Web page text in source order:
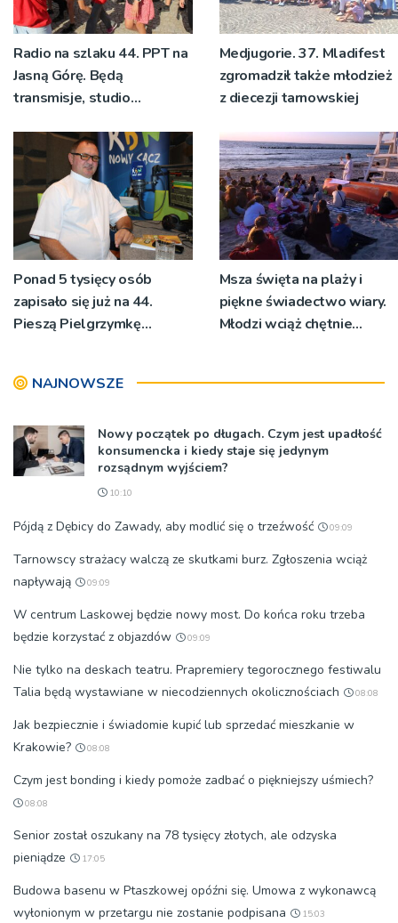
Radio na szlaku 44. PPT na
Jasną Górę. Będą
transmisje, studio
pozdrowienia
Medjugorie. 37. Mladifest
zgromadził także młodzież
z diecezji tarnowskiej
Ponad 5 tysięcy osób
zapisało się już na 44.
Pieszą Pielgrzymkę
Msza święta na plaży i
piękne świadectwo wiary.
Młodzi wciąż chętnie
NAJNOWSZE
Nowy początek po długach. Czym jest upadłość
konsumencka i kiedy staje się jedynym
rozsądnym wyjściem?
10:10
Pójdą z Dębicy do Zawady, aby modlić się o trzeźwość 09:09
Tarnowscy strażacy walczą ze skutkami burz. Zgłoszenia wciąż
napływają
09:09
W centrum Laskowej będzie nowy most. Do końca roku trzeba
będzie korzystać z objazdów
09:09
Nie tylko na deskach teatru. Prapremiery tegorocznego festiwalu
Talia będą wystawiane w niecodziennych okolicznościach
08:08
Jak bezpiecznie i świadomie kupić lub sprzedać mieszkanie w
Krakowie?
08:08
Czym jest bonding i kiedy pomoże zadbać o piękniejszy uśmiech?
08:08
Senior został oszukany na 78 tysięcy złotych, ale odzyska
pieniądze
17:05
Budowa basenu w Ptaszkowej opóźni się. Umowa z wykonawcą
wyłonionym w przetargu nie zostanie podpisana
15:03